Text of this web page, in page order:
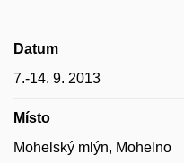
Datum
7.-14. 9. 2013
Místo
Mohelský mlýn, Mohelno